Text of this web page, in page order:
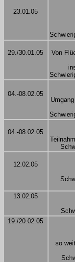
23.01.05
29./30.01.05
Von
04.-08.02.05
04.-08.02.05
12.02.05
13.02.05
19./20.02.05
so